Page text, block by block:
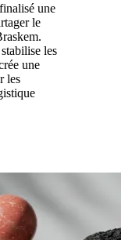
une
le
les
une
les